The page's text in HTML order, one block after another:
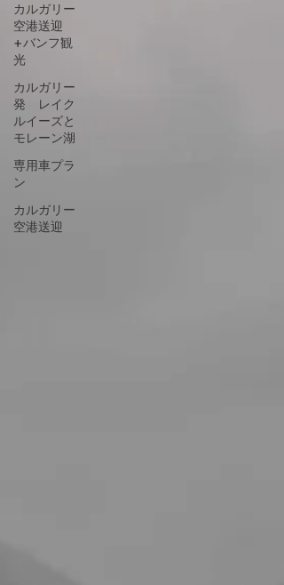
カルガリー
空港送迎
+バンフ観
光
カルガリー
発 レイク
ルイーズと
モレーン湖
専用車プラ
ン
カルガリー
空港送迎